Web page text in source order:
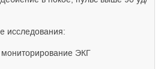
исследования:
мониторирование ЭКГ